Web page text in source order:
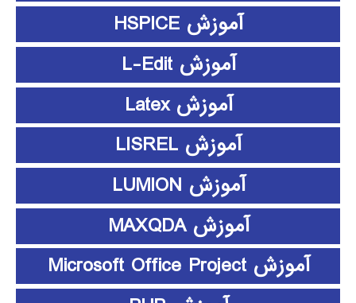
آموزش HSPICE
آموزش L-Edit
آموزش Latex
آموزش LISREL
آموزش LUMION
آموزش MAXQDA
آموزش Microsoft Office Project